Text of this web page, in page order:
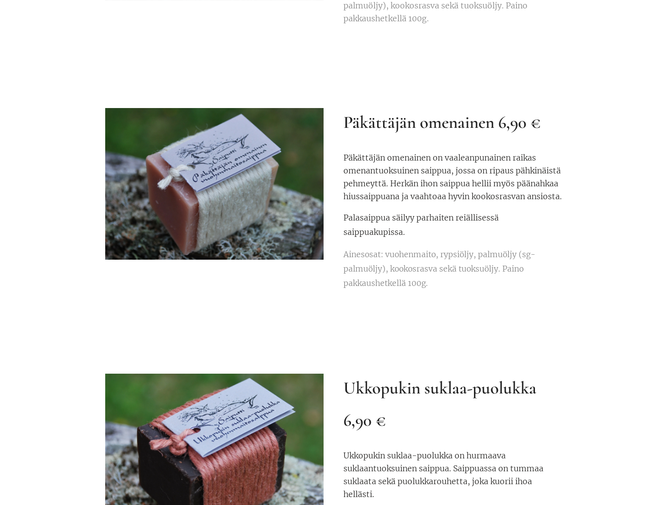
palmuöljy), kookosrasva sekä tuoksuöljy. Paino
pakkaushetkellä 100g.
Päkättäjän omenainen 6,90 €
Päkättäjän omenainen on vaaleanpunainen raikas
omenantuoksuinen saippua, jossa on ripaus pähkinäistä
pehmeyttä. Herkän ihon saippua hellii myös päänahkaa
hiussaippuana ja vaahtoaa hyvin kookosrasvan ansiosta.
Palasaippua säilyy parhaiten reiällisessä
saippuakupissa.
Ainesosat: vuohenmaito, rypsiöljy, palmuöljy (sg-
palmuöljy), kookosrasva sekä tuoksuöljy. Paino
pakkaushetkellä 100g.
Ukkopukin suklaa-puolukka
6,90 €
Ukkopukin suklaa-puolukka on hurmaava
suklaantuoksuinen saippua. Saippuassa on tummaa
suklaata sekä puolukkarouhetta, joka kuorii ihoa
hellästi.